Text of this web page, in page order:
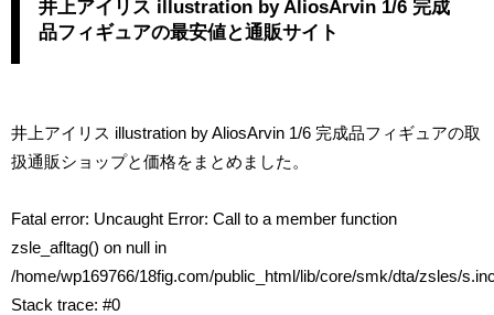
井上アイリス illustration by AliosArvin 1/6 完成
品フィギュアの最安値と通販サイト
井上アイリス illustration by AliosArvin 1/6 完成品フィギュアの取
扱通販ショップと価格をまとめました。
Fatal error: Uncaught Error: Call to a member function
zsle_afltag() on null in
/home/wp169766/18fig.com/public_html/lib/core/smk/dta/zsles/
Stack trace: #0